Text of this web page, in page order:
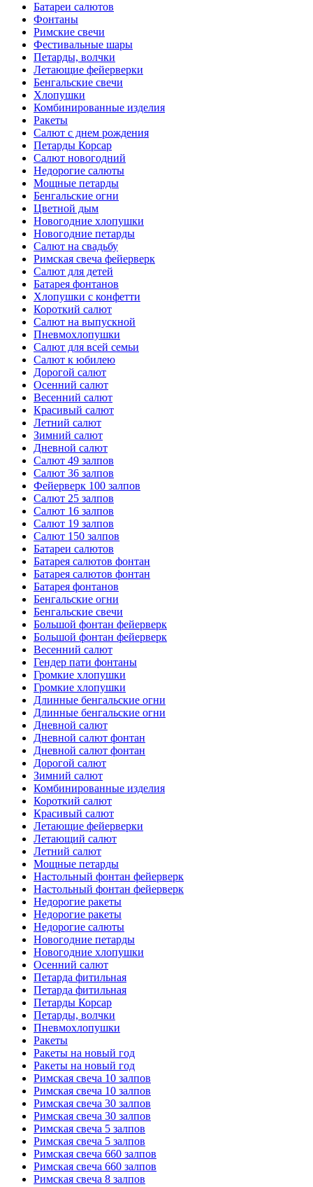
Батареи салютов
Фонтаны
Римские свечи
Фестивальные шары
Петарды, волчки
Летающие фейерверки
Бенгальские свечи
Хлопушки
Комбинированные изделия
Ракеты
Салют с днем рождения
Петарды Корсар
Салют новогодний
Недорогие салюты
Мощные петарды
Бенгальские огни
Цветной дым
Новогодние хлопушки
Новогодние петарды
Салют на свадьбу
Римская свеча фейерверк
Салют для детей
Батарея фонтанов
Хлопушки с конфетти
Короткий салют
Салют на выпускной
Пневмохлопушки
Салют для всей семьи
Салют к юбилею
Дорогой салют
Осенний салют
Весенний салют
Красивый салют
Летний салют
Зимний салют
Дневной салют
Салют 49 залпов
Салют 36 залпов
Фейерверк 100 залпов
Салют 25 залпов
Салют 16 залпов
Салют 19 залпов
Салют 150 залпов
Батареи салютов
Батарея салютов фонтан
Батарея салютов фонтан
Батарея фонтанов
Бенгальские огни
Бенгальские свечи
Большой фонтан фейерверк
Большой фонтан фейерверк
Весенний салют
Гендер пати фонтаны
Громкие хлопушки
Громкие хлопушки
Длинные бенгальские огни
Длинные бенгальские огни
Дневной салют
Дневной салют фонтан
Дневной салют фонтан
Дорогой салют
Зимний салют
Комбинированные изделия
Короткий салют
Красивый салют
Летающие фейерверки
Летающий салют
Летний салют
Мощные петарды
Настольный фонтан фейерверк
Настольный фонтан фейерверк
Недорогие ракеты
Недорогие ракеты
Недорогие салюты
Новогодние петарды
Новогодние хлопушки
Осенний салют
Петарда фитильная
Петарда фитильная
Петарды Корсар
Петарды, волчки
Пневмохлопушки
Ракеты
Ракеты на новый год
Ракеты на новый год
Римская свеча 10 залпов
Римская свеча 10 залпов
Римская свеча 30 залпов
Римская свеча 30 залпов
Римская свеча 5 залпов
Римская свеча 5 залпов
Римская свеча 660 залпов
Римская свеча 660 залпов
Римская свеча 8 залпов